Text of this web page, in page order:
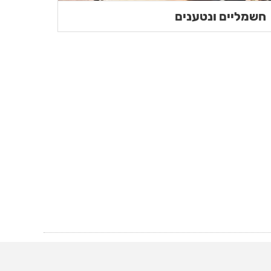
חשמליים ונטענים
המובילים בעולם.